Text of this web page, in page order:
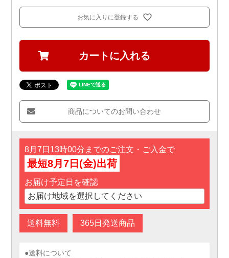
お気に入りに登録する
カートに入れる
商品についてのお問い合わせ
8月7日13時00分までのご注文・ご入金で
最短8月7日(金)出荷
お届け予定日を確認
送料無料 365日発送商品
●送料について